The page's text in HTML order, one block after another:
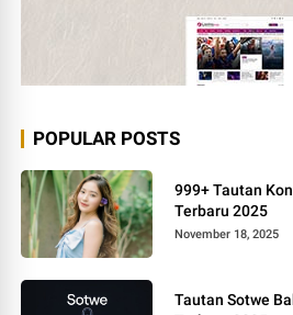
POPULAR POSTS
999+ Tautan
Terbaru 2025
November 18, 2025
Tautan Sotwe